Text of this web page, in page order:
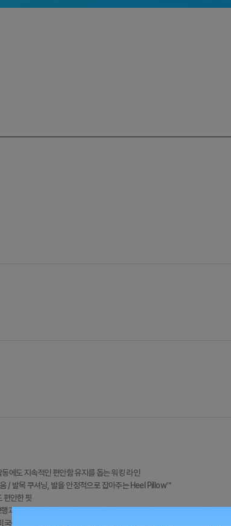
에도 지속적인 편안함 유지를 돕는 워킹 라인
/ 발목 쿠셔닝, 발을 안정적으로 잡아주는 Heel Pillow™
편안한 핏
균형잡힌 자세 유지 도움 / 발의 충격을 분산시켜 발의 피로도 완화
족부의학협회(APMA)로부터 'Seal of Acceptance' 인증 획득